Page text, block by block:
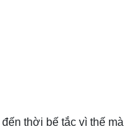
thời bế tắc vì thế